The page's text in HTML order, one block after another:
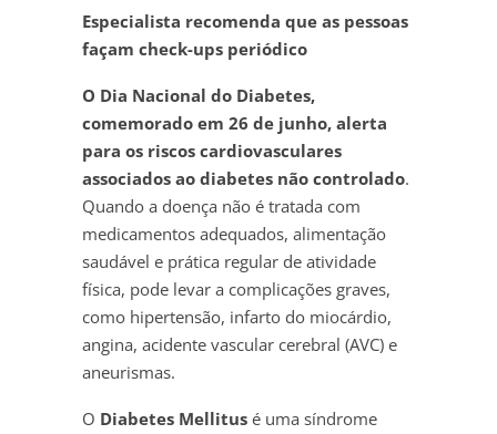
Especialista recomenda que as pessoas
façam check-ups periódico
O Dia Nacional do Diabetes,
comemorado em 26 de junho, alerta
para os riscos cardiovasculares
associados ao diabetes não controlado.
Quando a doença não é tratada com
medicamentos adequados, alimentação
saudável e prática regular de atividade
física, pode levar a complicações graves,
como hipertensão, infarto do miocárdio,
angina, acidente vascular cerebral (AVC) e
aneurismas.
O Diabetes Mellitus é uma síndrome